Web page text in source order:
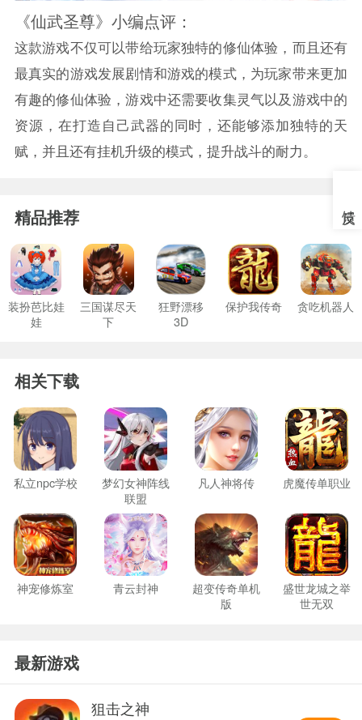
《仙武圣尊》小编点评：
这款游戏不仅可以带给玩家独特的修仙体验，而且还有
最真实的游戏发展剧情和游戏的模式，为玩家带来更加
有趣的修仙体验，游戏中还需要收集灵气以及游戏中的
资源，在打造自己武器的同时，还能够添加独特的天
赋，并且还有挂机升级的模式，提升战斗的耐力。
精品推荐
装扮芭比娃
娃
三国谋尽天
下
狂野漂移
3D
保护我传奇 贪吃机器人
相关下载
私立npc学校
梦幻女神阵线
联盟
凡人神将传 虎魔传单职业
神宠修炼室 青云封神
超变传奇单机
版
盛世龙城之举
世无双
最新游戏
狙击之神